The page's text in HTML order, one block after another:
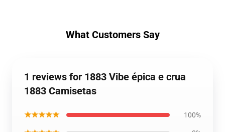
What Customers Say
1 reviews for 1883 Vibe épica e crua
1883 Camisetas
★★★★★ 100%